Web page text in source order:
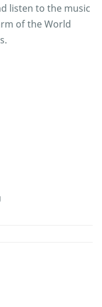
listen to the music
of the World